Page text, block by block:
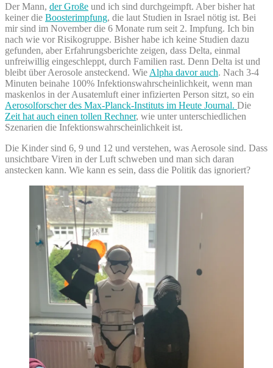
Der Mann, der Große und ich sind durchgeimpft. Aber bisher hat
keiner die Boosterimpfung, die laut Studien in Israel nötig ist. Bei
mir sind im November die 6 Monate rum seit 2. Impfung. Ich bin
nach wie vor Risikogruppe. Bisher habe ich keine Studien dazu
gefunden, aber Erfahrungsberichte zeigen, dass Delta, einmal
unfreiwillig eingeschleppt, durch Familien rast. Denn Delta ist und
bleibt über Aerosole ansteckend. Wie Alpha davor auch. Nach 3-4
Minuten beinahe 100% Infektionswahrscheinlichkeit, wenn man
maskenlos in der Ausatemluft einer infizierten Person sitzt, so ein
Aerosolforscher des Max-Planck-Instituts im Heute Journal. Die
Zeit hat auch einen tollen Rechner, wie unter unterschiedlichen
Szenarien die Infektionswahrscheinlichkeit ist.
Die Kinder sind 6, 9 und 12 und verstehen, was Aerosole sind. Dass
unsichtbare Viren in der Luft schweben und man sich daran
anstecken kann. Wie kann es sein, dass die Politik das ignoriert?